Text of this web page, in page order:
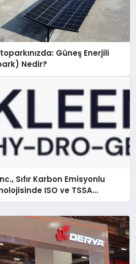
Güneş Enerjili
Nedir?
Sıfır Karbon Emisyonlu
ISO ve TSSA
Aldı